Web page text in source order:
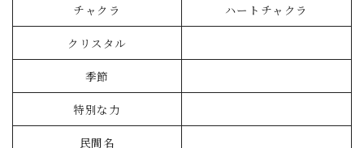
チャクラ ハートチャクラ
クリスタル
季節
特別な力
民間名